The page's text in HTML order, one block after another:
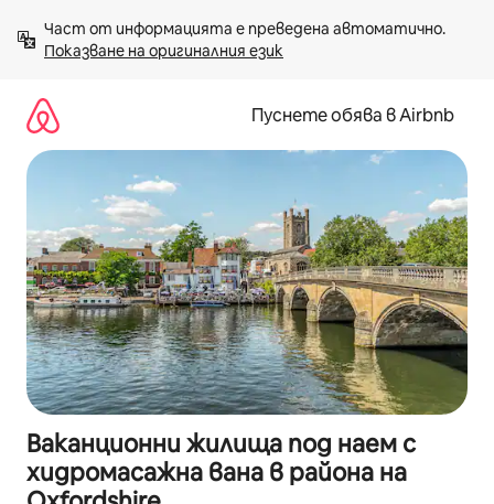
към
съдържанието
Показване на оригиналния език
Пуснете обява в Airbnb
Ваканционни жилища под наем с
хидромасажна вана в района на